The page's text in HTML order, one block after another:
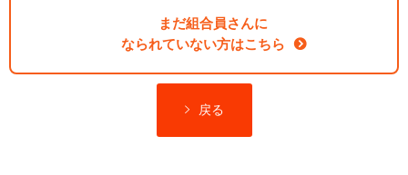
まだ組合員さんに
なられていない方はこちら
戻る